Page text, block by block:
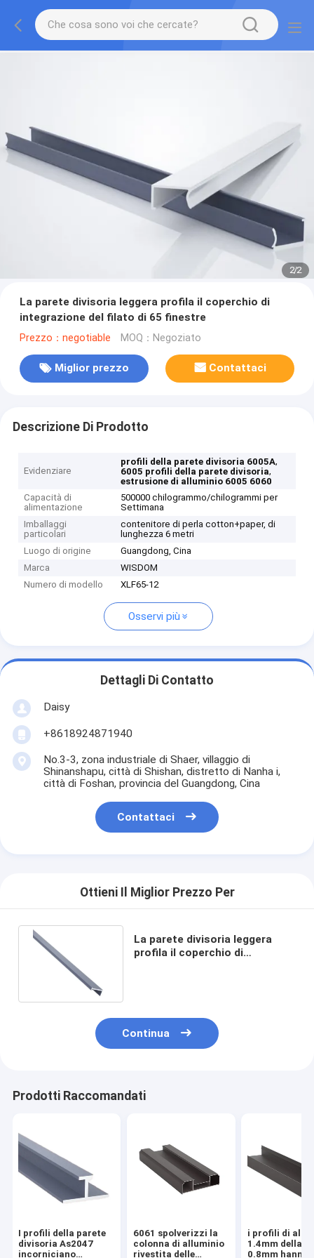
2/2
La parete divisoria leggera profila il coperchio di
integrazione del filato di 65 finestre
Prezzo：negotiable MOQ：Negoziato
Miglior prezzo Contattaci
Descrizione Di Prodotto
Evidenziare
profili della parete divisoria 6005A,
6005 profili della parete divisoria,
estrusione di alluminio 6005 6060
Capacità di
alimentazione
500000 chilogrammo/chilogrammi per
Settimana
Imballaggi
particolari
contenitore di perla cotton+paper, di
lunghezza 6 metri
Luogo di origine
Guangdong, Cina
Marca
WISDOM
Numero di modello
XLF65-12
Osservi più
Dettagli Di Contatto
Daisy
+8618924871940
No.3-3, zona industriale di Shaer, villaggio di
Shinanshapu, città di Shishan, distretto di Nanha i,
città di Foshan, provincia del Guangdong, Cina
Contattaci
Ottieni Il Miglior Prezzo Per
La parete divisoria leggera
profila il coperchio di
Continua
Prodotti Raccomandati
I profili della parete
divisoria As2047
incorniciano
6061 spolverizzi la
colonna di alluminio
rivestita delle
i profili di
1.4mm della
0.8mm hanno